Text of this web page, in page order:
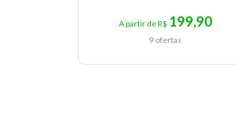
A partir de R$ 199,90
9 ofertas